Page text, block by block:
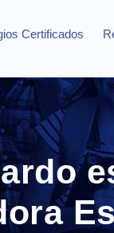
Certificados